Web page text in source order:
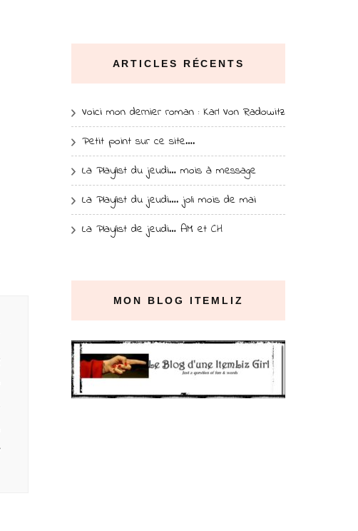
ARTICLES RÉCENTS
Voici mon dernier roman : Karl Von Radowitz
Petit point sur ce site….
La Playlist du jeudi… mois à message
La Playlist du jeudi…. joli mois de mai
La Playlist de jeudi… AM et CH
MON BLOG ITEMLIZ